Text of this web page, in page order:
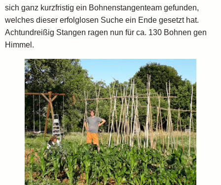
sich ganz kurzfristig ein Bohnenstangenteam gefunden,
welches dieser erfolglosen Suche ein Ende gesetzt hat.
Achtundreißig Stangen ragen nun für ca. 130 Bohnen gen
Himmel.